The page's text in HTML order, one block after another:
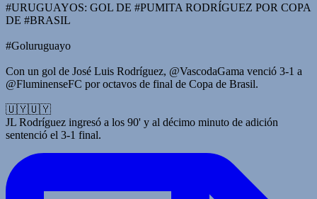
#URUGUAYOS: GOL DE #PUMITA RODRÍGUEZ POR COPA
DE #BRASIL
#Goluruguayo
Con un gol de José Luis Rodríguez, @VascodaGama venció 3-1 a
@FluminenseFC por octavos de final de Copa de Brasil.
🇺🇾🇺🇾
JL Rodríguez ingresó a los 90' y al décimo minuto de adición
sentenció el 3-1 final.